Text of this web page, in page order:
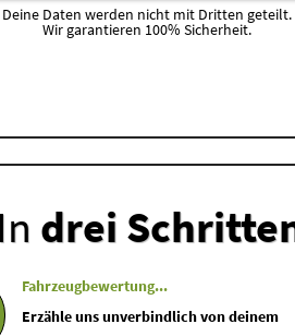
Deine Daten werden nicht mit Dritten geteilt.
Wir garantieren 100% Sicherheit.
In drei
Fahrzeugbewertung...
Erzähle uns unverbindlich von deinem